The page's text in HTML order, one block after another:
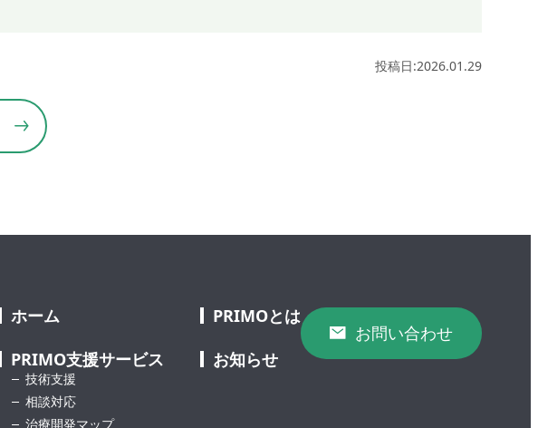
投稿日:2026.01.29
ホーム
PRIMOとは
PRIMO支援サービス
技術支援
相談対応
治療開発マップ
お知らせ
お問い合わせ